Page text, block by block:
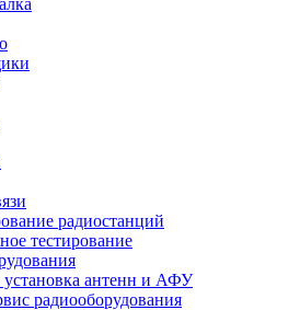
радиостанций
тестирование
установка антенн и АФУ
радиооборудования